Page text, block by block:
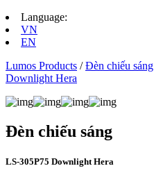
Language:
VN
EN
Lumos Products /Đèn chiếu sáng
Downlight Hera
Đèn chiếu sáng
LS‑305P75 Downlight Hera